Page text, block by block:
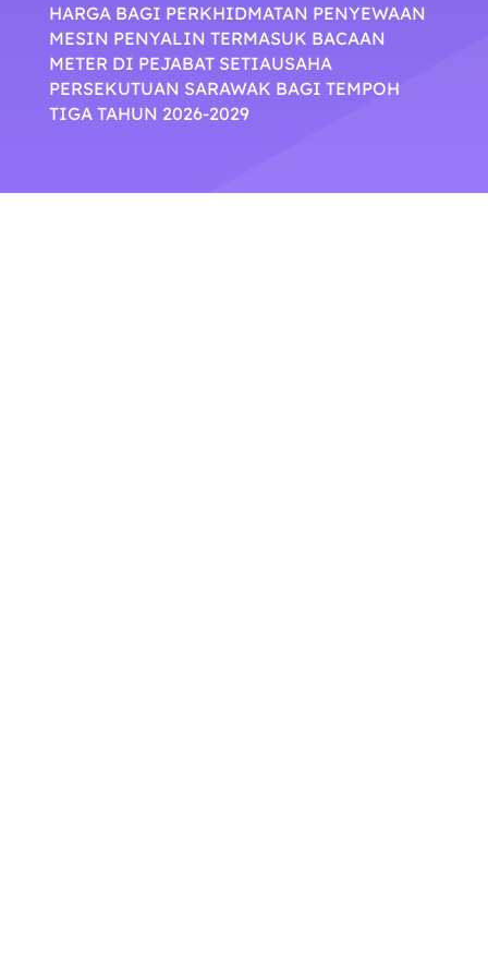
HARGA BAGI PERKHIDMATAN PENYEWAAN
MESIN PENYALIN TERMASUK BACAAN
METER DI PEJABAT SETIAUSAHA
PERSEKUTUAN SARAWAK BAGI TEMPOH
TIGA TAHUN 2026-2029